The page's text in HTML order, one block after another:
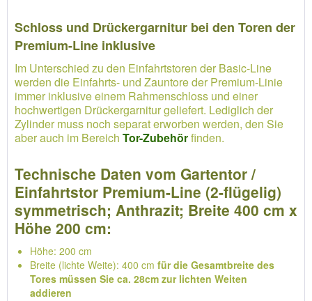
Schloss und Drückergarnitur bei den Toren der
Premium-Line inklusive
Im Unterschied zu den Einfahrtstoren der Basic-Line
werden die Einfahrts- und Zauntore der Premium-Linie
immer inklusive einem Rahmenschloss und einer
hochwertigen Drückergarnitur geliefert. Lediglich der
Zylinder muss noch separat erworben werden, den Sie
aber auch im Bereich Tor-Zubehörfinden.
Technische Daten vom Gartentor /
Einfahrtstor Premium-Line (2-flügelig)
symmetrisch; Anthrazit; Breite 400 cm x
Höhe 200 cm:
Höhe: 200 cm
Breite (lichte Weite): 400 cm für die Gesamtbreite des
Tores müssen Sie ca. 28cm zur lichten Weiten
addieren